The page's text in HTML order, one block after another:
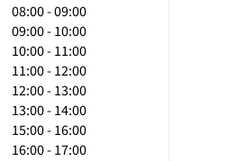
08:00 - 09:00
09:00 - 10:00
10:00 - 11:00
11:00 - 12:00
12:00 - 13:00
13:00 - 14:00
15:00 - 16:00
16:00 - 17:00